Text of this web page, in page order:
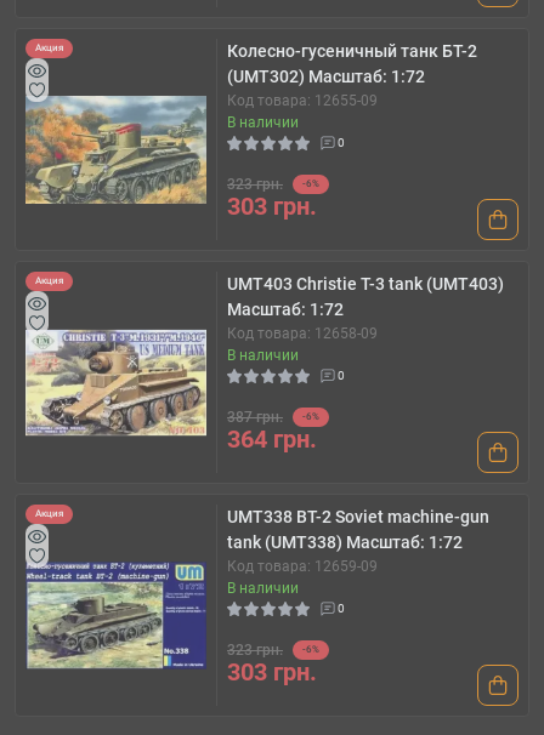
Акция
Колесно-гусеничный танк БТ-2
(UMT302) Масштаб: 1:72
Код товара: 12655-09
В наличии
0
323 грн. -6%
303 грн.
Акция
UMT403 Christie T-3 tank (UMT403)
Масштаб: 1:72
Код товара: 12658-09
В наличии
0
387 грн. -6%
364 грн.
Акция
UMT338 BT-2 Soviet machine-gun
tank (UMT338) Масштаб: 1:72
Код товара: 12659-09
В наличии
0
323 грн. -6%
303 грн.